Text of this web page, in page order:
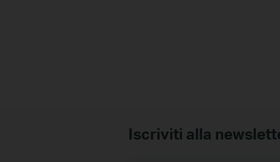
Iscriviti alla